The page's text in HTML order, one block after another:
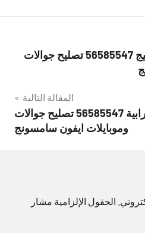
فني تصليح تلفونات الضجيج 56585547 تصليح جوالات
المقالة التالية
فني تصليح تلفونات الرابية 56585547 تصليح جوالات
وموبايلات ايفون سامسونج
الحقول الإلزامية مشار